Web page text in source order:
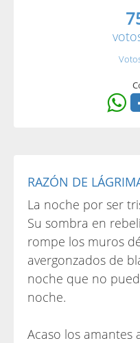
RAZÓN DE
La noche por ser
Su sombra en
rompe los muros
avergonzados de
noche que no
noche.
Acaso los amantes